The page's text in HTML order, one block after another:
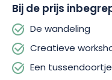
Bij de prijs
De wandeling
Creatieve
Een tussendoortje